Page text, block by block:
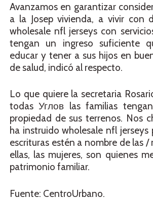
Avanzamos en garantizar
a la Josep vivienda, a vivir con
wholesale nfl jerseys con
tengan un ingreso suficiente
educar y tener a sus hijos en
de salud, indicó al respecto.
Lo que quiere la secretaria
todas Углов las familias
propiedad de sus terrenos. Nos
ha instruido wholesale nfl jerseys
escrituras estén a nombre de las /
ellas, las mujeres, son quienes
patrimonio familiar.
Fuente: CentroUrbano.